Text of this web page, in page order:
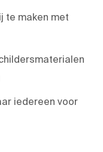
te maken met
iedereen voor